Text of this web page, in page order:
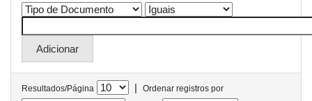
Resultados/Página |
Ordenar registros por